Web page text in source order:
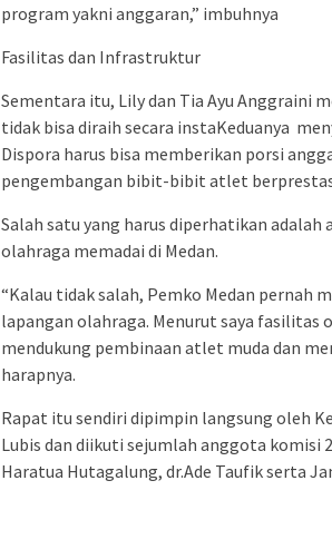
program yakni anggaran,” imbuhnya
Fasilitas dan Infrastruktur
Sementara itu, Lily dan Tia Ayu Anggraini
tidak bisa diraih secara instaKeduanya
Dispora harus bisa memberikan porsi
pengembangan bibit-bibit atlet
Salah satu yang harus diperhatikan
olahraga memadai di Medan.
“Kalau tidak salah, Pemko Medan pernah
lapangan olahraga. Menurut saya fasilitas
mendukung pembinaan atlet muda dan
harapnya.
Rapat itu sendiri dipimpin langsung oleh
Lubis dan diikuti sejumlah anggota komisi
Haratua Hutagalung, dr.Ade Taufik serta